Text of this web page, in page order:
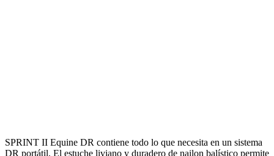
SPRINT II Equine DR contiene todo lo que necesita en un sistema
DR portátil. El estuche liviano y duradero de nailon balístico permite